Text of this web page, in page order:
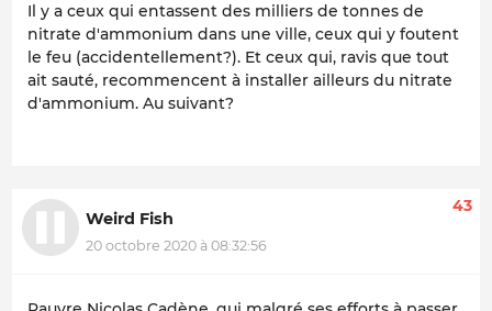
Il y a ceux qui entassent des milliers de tonnes de
nitrate d'ammonium dans une ville, ceux qui y foutent
le feu (accidentellement?). Et ceux qui, ravis que tout
ait sauté, recommencent à installer ailleurs du nitrate
d'ammonium. Au suivant?
Weird Fish
20 octobre 2020 à 08:32:56
43